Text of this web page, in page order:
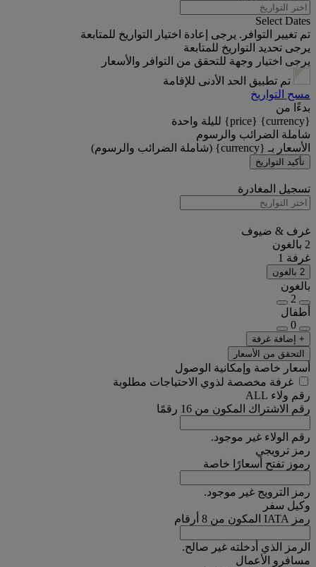
Select Dates
تم تغيير التوافر. يرجى إعادة اختيار التواريخ للمتابعة
يرجى تحديد التواريخ للمتابعة
يرجى اختيار وجهة للتحقق من التوافر والأسعار
تم تطبيق الحد الأدنى للإقامة
مسح التواريخ
بدءًا من
{currency} {price} لليلة واحدة
شاملة الضرائب والرسوم
الأسعار بـ {currency} (شاملة الضرائب والرسوم)
تأكيد التواريخ
تسجيل المغادرة
غرف & ضيوف
2 بالغون
غرفة 1
2 بالغون
بالغون
2
أطفال
0
+ إضافة غرفة
التحقق من الأسعار
أسعار خاصة وإمكانية الوصول
غرفة مخصصة لذوي الاحتياجات مطلوبة
رقم ولاء ALL
رقم الاشتراك المكون من 16 رقمًا
رقم الولاء غير موجود.
رمز ترويجي
رموز تفتح أسعارًا خاصة
رمز الترويج غير موجود.
وكيل سفر
رمز IATA المكون من 8 أرقام
الرمز الذي أدخلته غير صالح.
مسافرو الأعمال